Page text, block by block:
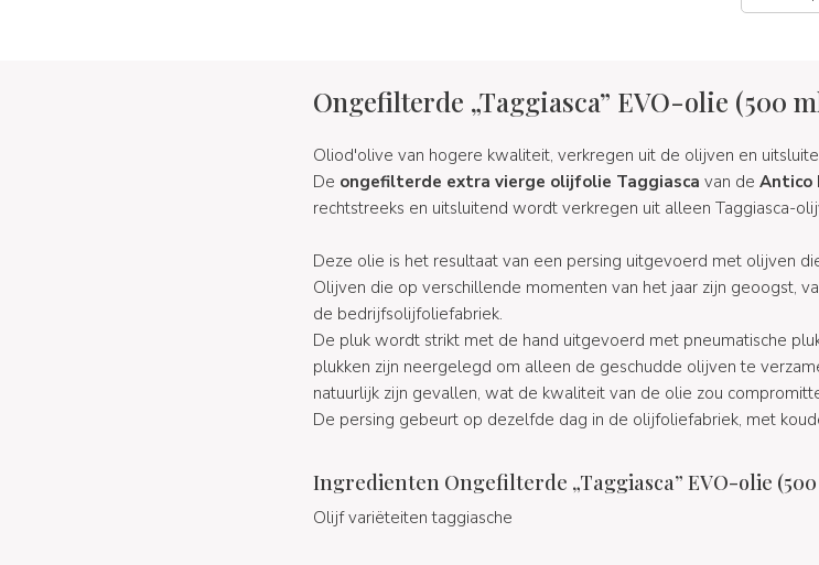
Ongefilterde „Taggiasca” EVO-olie (500
Oliod'olive van hogere kwaliteit, verkregen uit de olijven en
De ongefilterde extra vierge olijfolie Taggiasca van de Antico
rechtstreeks en uitsluitend wordt verkregen uit alleen Taggiasca-
Deze olie is het resultaat van een persing uitgevoerd met olijven
Olijven die op verschillende momenten van het jaar zijn geoogst,
de bedrijfsolijfoliefabriek.
De pluk wordt strikt met de hand uitgevoerd met pneumatische
plukken zijn neergelegd om alleen de geschudde olijven te
natuurlijk zijn gevallen, wat de kwaliteit van de olie zou
De persing gebeurt op dezelfde dag in de olijfoliefabriek, met
Ingredienten Ongefilterde „Taggiasca” EVO-olie
Olijf variëteiten taggiasche